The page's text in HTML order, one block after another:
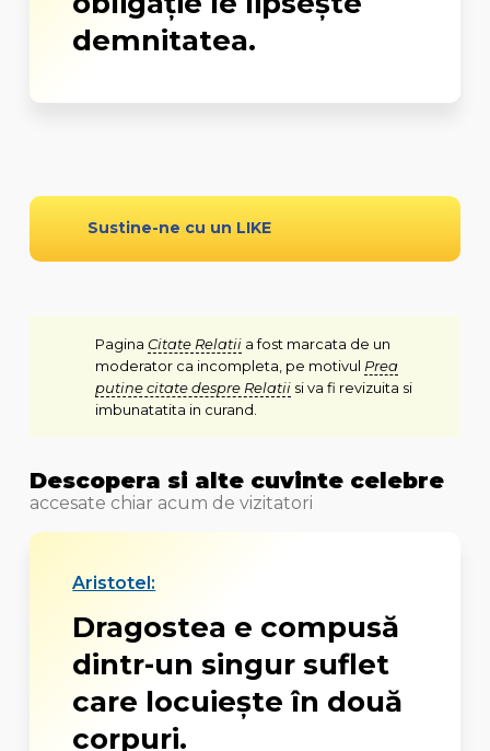
demnitatea.
Sustine-ne cu un LIKE
Pagina Citate Relatiia fost marcata de un
moderator ca incompleta, pe motivul Prea
putine citate despre Relatiisi va fi revizuita si
imbunatatita in curand.
Descopera si alte cuvinte celebre
accesate chiar acum de vizitatori
Aristotel:
Dragostea e compusă
dintr-un singur suflet
care locuiește în două
corpuri.